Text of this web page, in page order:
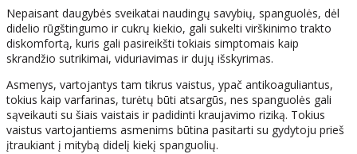
Nepaisant daugybės sveikatai naudingų savybių, spanguolės, dėl
didelio rūgštingumo ir cukrų kiekio, gali sukelti virškinimo trakto
diskomfortą, kuris gali pasireikšti tokiais simptomais kaip
skrandžio sutrikimai, viduriavimas ir dujų išskyrimas.
Asmenys, vartojantys tam tikrus vaistus, ypač antikoaguliantus,
tokius kaip varfarinas, turėtų būti atsargūs, nes spanguolės gali
sąveikauti su šiais vaistais ir padidinti kraujavimo riziką. Tokius
vaistus vartojantiems asmenims būtina pasitarti su gydytoju prieš
įtraukiant į mitybą didelį kiekį spanguolių.